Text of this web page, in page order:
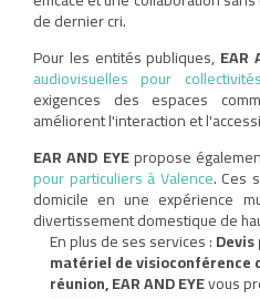
de dernier cri.
Pour les entités publiques, EAR
audiovisuelles pour
exigences des espaces
améliorent l'interaction et
EAR AND EYEpropose
pour particuliers à Valence. Ces
domicile en une expérience
divertissement domestique de
En plus de ses services :
matériel de visioconférence
réunion, EAR AND EYEvous